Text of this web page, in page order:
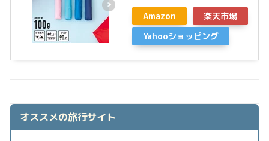
Amazon
楽天市場
Yahooショッピング
オススメの旅行サイト